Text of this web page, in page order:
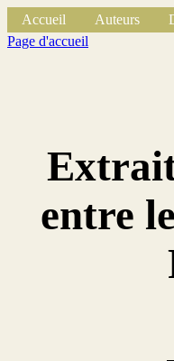
Accueil Auteurs
Page d'accueil
Extrait
entre